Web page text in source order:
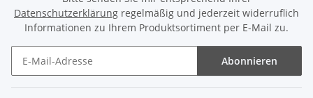
Datenschutzerklärung regelmäßig und jederzeit widerruflich
Informationen zu Ihrem Produktsortiment per E-Mail zu.
Abonnieren